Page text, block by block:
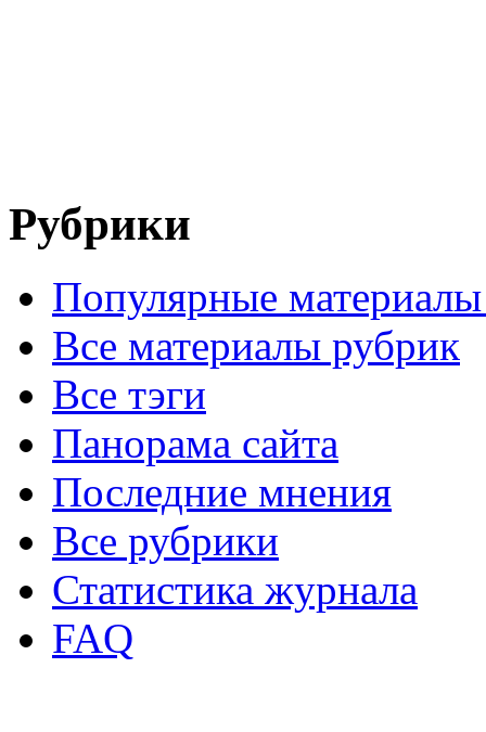
Рубрики
Популярные
Все материалы рубрик
Все тэги
Панорама сайта
Последние мнения
Все рубрики
Статистика журнала
FAQ